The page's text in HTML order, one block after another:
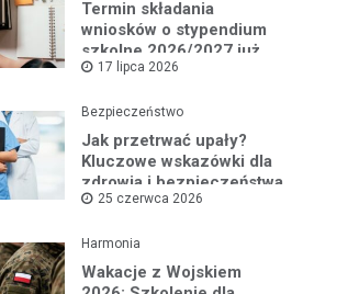
Termin składania
wniosków o stypendium
szkolne 2026/2027 już
blisko!
17 lipca 2026
Bezpieczeństwo
Jak przetrwać upały?
Kluczowe wskazówki dla
zdrowia i bezpieczeństwa
25 czerwca 2026
Harmonia
Wakacje z Wojskiem